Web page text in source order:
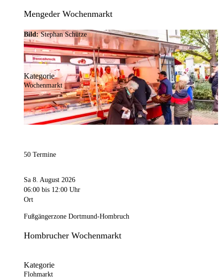
Mengeder Wochenmarkt
Bild:Stephan Schütze
Kategorie
Wochenmarkt
50 Termine
Sa 8. August 2026
06:00 bis 12:00 Uhr
Ort
Fußgängerzone Dortmund-Hombruch
Hombrucher Wochenmarkt
Kategorie
Flohmarkt